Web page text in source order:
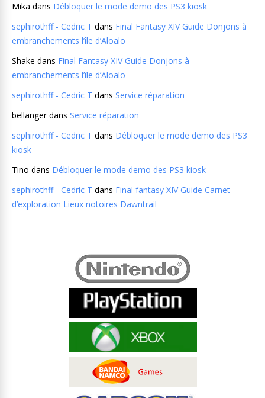
Mika dans Débloquer le mode demo des PS3 kiosk
sephirothff - Cedric T dans Final Fantasy XIV Guide Donjons à
embranchements l’île d’Aloalo
Shake dans Final Fantasy XIV Guide Donjons à
embranchements l’île d’Aloalo
sephirothff - Cedric T dans Service réparation
bellangerdans Service réparation
sephirothff - Cedric T dans Débloquer le mode demo des PS3
kiosk
Tino dans Débloquer le mode demo des PS3 kiosk
sephirothff - Cedric T dans Final fantasy XIV Guide Carnet
d’exploration Lieux notoires Dawntrail